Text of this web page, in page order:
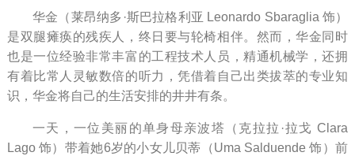
华金（莱昂纳多·斯巴拉格利亚 Leonardo Sbaraglia 饰）
是双腿瘫痪的残疾人，终日要与轮椅相伴。然而，华金同时
也是一位经验非常丰富的工程技术人员，精通机械学，还拥
有着比常人灵敏数倍的听力，凭借着自己出类拔萃的专业知
识，华金将自己的生活安排的井井有条。
一天，一位美丽的单身母亲波塔（克拉拉·拉戈 Clara
Lago 饰）带着她6岁的小女儿贝蒂（Uma Salduende 饰）前